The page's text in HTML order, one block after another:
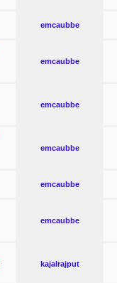
emcaubbe
emcaubbe
emcaubbe
emcaubbe
emcaubbe
emcaubbe
kajalrajput